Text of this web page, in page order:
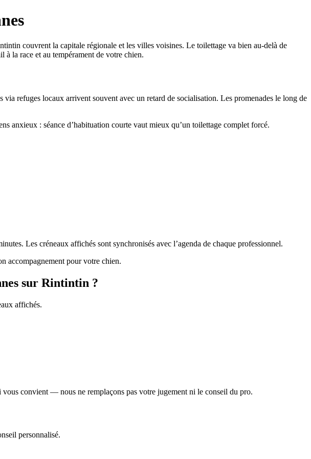
couvrent la capitale régionale et les villes voisines. Le toilettage va bien au-delà de
la race et au tempérament de votre chien.
refuges locaux arrivent souvent avec un retard de socialisation. Les promenades le long de
anxieux : séance d’habituation courte vaut mieux qu’un toilettage complet forcé.
Les créneaux affichés sont synchronisés avec l’agenda de chaque professionnel.
accompagnement pour votre chien.
sur Rintintin ?
affichés.
convient — nous ne remplaçons pas votre jugement ni le conseil du pro.
personnalisé.